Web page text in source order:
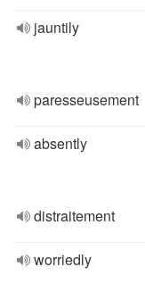
jauntily
paresseusement
absently
distraitement
worriedly